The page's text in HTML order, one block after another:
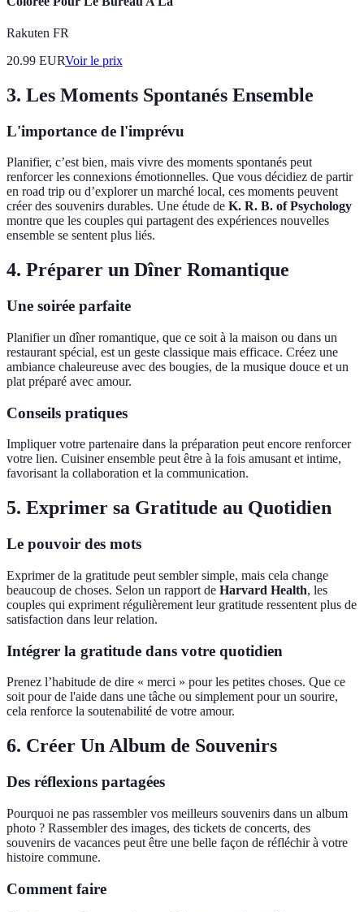
Rakuten FR
20.99 EURVoir le prix
3. Les Moments Spontanés Ensemble
L'importance de l'imprévu
Planifier, c’est bien, mais vivre des moments spontanés peut
renforcer les connexions émotionnelles. Que vous décidiez de partir
en road trip ou d’explorer un marché local, ces moments peuvent
créer des souvenirs durables. Une étude de K. R. B. of Psychology
montre que les couples qui partagent des expériences nouvelles
ensemble se sentent plus liés.
4. Préparer un Dîner Romantique
Une soirée parfaite
Planifier un dîner romantique, que ce soit à la maison ou dans un
restaurant spécial, est un geste classique mais efficace. Créez une
ambiance chaleureuse avec des bougies, de la musique douce et un
plat préparé avec amour.
Conseils pratiques
Impliquer votre partenaire dans la préparation peut encore renforcer
votre lien. Cuisiner ensemble peut être à la fois amusant et intime,
favorisant la collaboration et la communication.
5. Exprimer sa Gratitude au Quotidien
Le pouvoir des mots
Exprimer de la gratitude peut sembler simple, mais cela change
beaucoup de choses. Selon un rapport de Harvard Health, les
couples qui expriment régulièrement leur gratitude ressentent plus de
satisfaction dans leur relation.
Intégrer la gratitude dans votre quotidien
Prenez l’habitude de dire « merci » pour les petites choses. Que ce
soit pour de l'aide dans une tâche ou simplement pour un sourire,
cela renforce la soutenabilité de votre amour.
6. Créer Un Album de Souvenirs
Des réflexions partagées
Pourquoi ne pas rassembler vos meilleurs souvenirs dans un album
photo ? Rassembler des images, des tickets de concerts, des
souvenirs de vacances peut être une belle façon de réfléchir à votre
histoire commune.
Comment faire